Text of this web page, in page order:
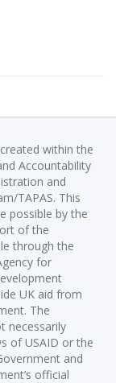
within the
Accountability
and
TAPAS. This
possible by the
of the
through the
for
UK aid from
The
necessarily
of USAID or the
and
official